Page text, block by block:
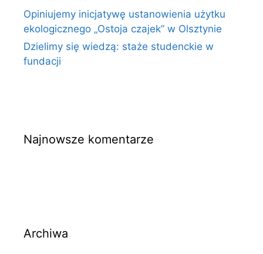
Opiniujemy inicjatywę ustanowienia użytku
ekologicznego „Ostoja czajek” w Olsztynie
Dzielimy się wiedzą: staże studenckie w
fundacji
Najnowsze komentarze
Archiwa